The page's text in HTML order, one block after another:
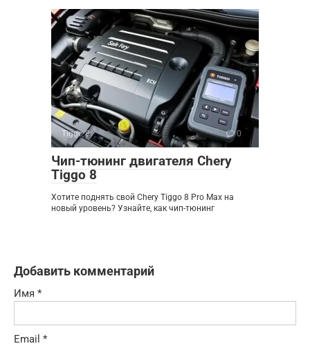
Tiggo 8 0
Чип-тюнинг двигателя Chery
Tiggo 8
Хотите поднять свой Chery Tiggo 8 Pro Max на
новый уровень? Узнайте, как чип-тюнинг
Добавить комментарий
Имя *
Email *